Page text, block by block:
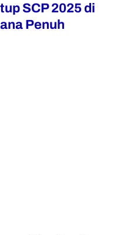
SCP 2025 di
Penuh